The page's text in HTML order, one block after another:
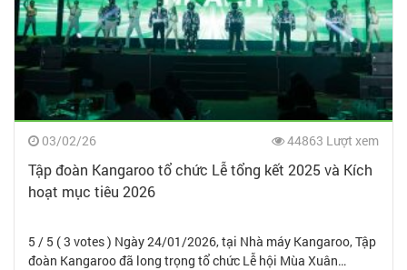
03/02/26 44863 Lượt xem
Tập đoàn Kangaroo tổ chức Lễ tổng kết 2025 và Kích
hoạt mục tiêu 2026
5 / 5 ( 3 votes ) Ngày 24/01/2026, tại Nhà máy Kangaroo, Tập
đoàn Kangaroo đã long trọng tổ chức Lễ hội Mùa Xuân…